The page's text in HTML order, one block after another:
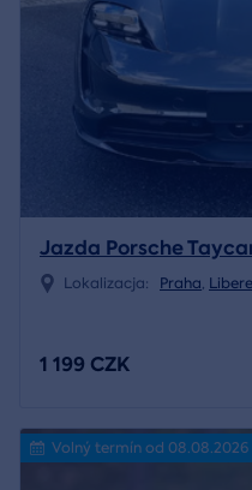
Jazda Porsche
Lokalizacja: Praha,
1 199 CZK
Volný termín od 08.08.2026